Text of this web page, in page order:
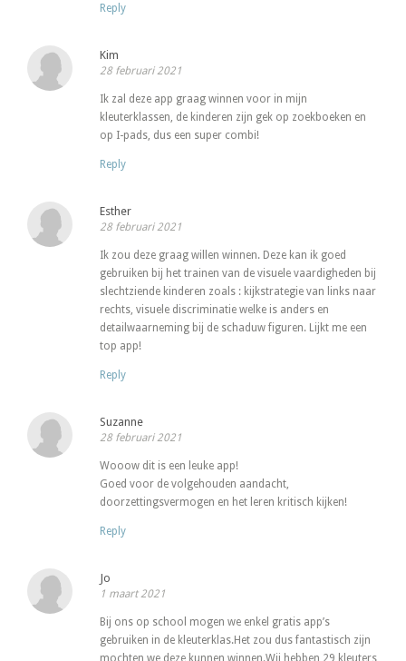
Reply
Kim
28 februari 2021
Ik zal deze app graag winnen voor in mijn
kleuterklassen, de kinderen zijn gek op zoekboeken en
op I-pads, dus een super combi!
Reply
Esther
28 februari 2021
Ik zou deze graag willen winnen. Deze kan ik goed
gebruiken bij het trainen van de visuele vaardigheden bij
slechtziende kinderen zoals : kijkstrategie van links naar
rechts, visuele discriminatie welke is anders en
detailwaarneming bij de schaduw figuren. Lijkt me een
top app!
Reply
Suzanne
28 februari 2021
Wooow dit is een leuke app!
Goed voor de volgehouden aandacht,
doorzettingsvermogen en het leren kritisch kijken!
Reply
Jo
1 maart 2021
Bij ons op school mogen we enkel gratis app’s
gebruiken in de kleuterklas.Het zou dus fantastisch zijn
mochten we deze kunnen winnen.Wij hebben 29 kleuters